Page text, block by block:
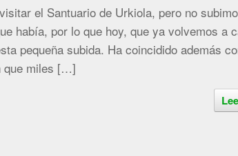
el Santuario de Urkiola, pero no
había, por lo que hoy, que ya volvemos a
pequeña subida. Ha coincidido además
que miles […]